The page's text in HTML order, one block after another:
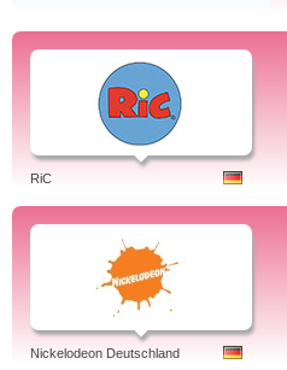
RiC
Nickelodeon Deutschland